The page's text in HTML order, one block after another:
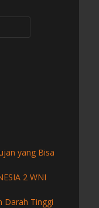
yang Bisa
2 WNI
Darah Tinggi